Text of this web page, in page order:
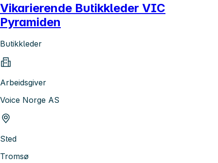
Vikarierende Butikkleder VIC
Pyramiden
Butikkleder
Arbeidsgiver
Voice Norge AS
Sted
Tromsø